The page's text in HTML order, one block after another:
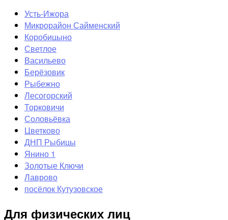
Усть-Ижора
Микрорайон Сайменский
Коробицыно
Светлое
Васильево
Берёзовик
Рыбежно
Лесогорский
Торковичи
Соловьёвка
Цветково
ДНП Рыбицы
Янино 1
Золотые Ключи
Лаврово
посёлок Кутузовское
Для физических лиц